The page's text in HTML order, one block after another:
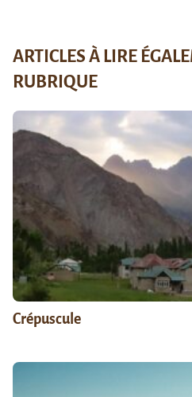
ARTICLES À LIRE
RUBRIQUE
Crépuscule